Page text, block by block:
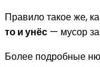
Правило такое же,
то и унёс — мусор
Более подробные